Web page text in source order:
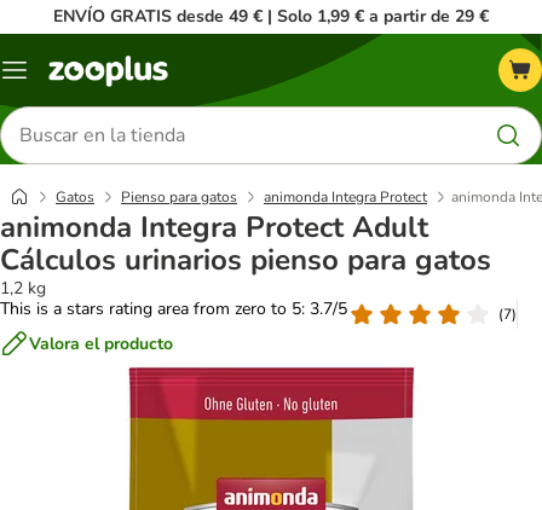
ENVÍO GRATIS desde 49 € | Solo 1,99 € a partir de 29 €
Menú
Buscar
productos
Gatos Pienso para gatos animonda Integra Protect animonda
animonda Integra Protect Adult
Cálculos urinarios pienso para gatos
1,2 kg
This is a stars rating area from zero to 5: 3.7/5
(7)
Valora el producto